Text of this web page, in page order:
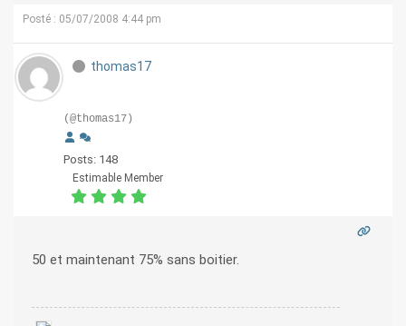
Posté : 05/07/2008 4:44 pm
thomas17
(@thomas17)
Posts: 148
Estimable Member
50 et maintenant 75% sans boitier.